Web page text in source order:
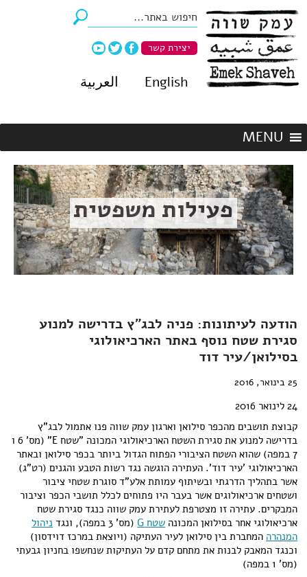
יצירת קשר
English العربية
פעילות משפטית
הודעה לעיתונות: פניה לבג"ץ בדרישה למנוע
סגירת שטח נוסף באתר הארכיאולוגי
בסילואן/עיר דוד
25 בינואר, 2016
24 לינואר 2016
קבוצת תושבים מהכפר סילואן וארגון עמק שווה פנו אתמול לבג"ץ
בדרישה למנוע את סגירת השטח הארכיאולוגי המכונה "שטח E" (מס' 6 ו
7 במפה) שהוא השטח הציבורי הפתוח הגדול ביותר בכפר סילואן ובאתר
הארכיאולוגי 'עיר דוד'. העתירה הוגשה נגד רשות הטבע והגנים (רט"ג)
אשר בתהליך הדרגתי ובשיתוף עמותת אלע"ד סוגרת שטחי ציבור
ושטחים ארכיאולוגים אשר בעבר היו פתוחים לכלל תושבי הכפר וציבור
המבקרים. עתירה זו מצטרפת לעתירת עמק שווה כנגד סגירת שטח
ארכיאולוגי אחר בסילואן המכונה שטח G (מס' 3 במפה), ונגד
ניהול
המנהרה המחברת בין סילואן לעיר העתיקה (ויוצאת במרכז דוידסון)
וכנגד המאבק לבנות את מתחם קדם על העתיקות שנחשפו בחניון גבעתי
(מס' 1 במפה)